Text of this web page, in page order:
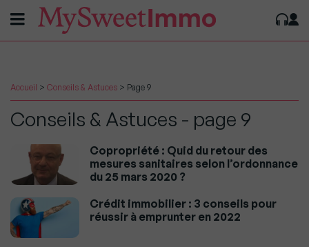
Accueil > Conseils & Astuces > Page 9
Conseils & Astuces - page 9
Copropriété : Quid du retour des
mesures sanitaires selon l’ordonnance
du 25 mars 2020 ?
Crédit immobilier : 3 conseils pour
réussir à emprunter en 2022